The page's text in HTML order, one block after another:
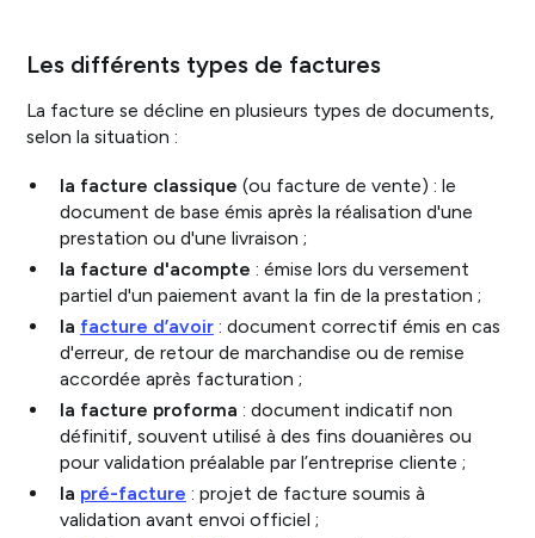
Les différents types de factures
La facture se décline en plusieurs types de documents,
selon la situation :
la facture classique (ou facture de vente) : le
document de base émis après la réalisation d'une
prestation ou d'une livraison ;
la facture d'acompte : émise lors du versement
partiel d'un paiement avant la fin de la prestation ;
la facture d’avoir: document correctif émis en cas
d'erreur, de retour de marchandise ou de remise
accordée après facturation ;
la facture proforma : document indicatif non
définitif, souvent utilisé à des fins douanières ou
pour validation préalable par l’entreprise cliente ;
la pré-facture : projet de facture soumis à
validation avant envoi officiel ;